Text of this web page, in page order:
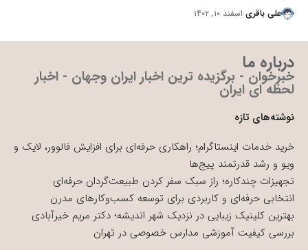
علی باقری اسفند ۱۰, ۱۴۰۲
درباره ما
خبرخوان - برگزیده ترین اخبار ایران وجهان - اخبار
لحظه ای ایران
نوشته‌های تازه
خرید خدمات اینستاگرام؛ راهکاری حرفه‌ای برای افزایش فالوور، لایک و
ویو و رشد قدرتمند پیج‌ها
تجهیزات چندکاره؛ راز سبک سفر کردن طبیعت‌گردان حرفه‌ای
انتخابی حرفه‌ای و کاربردی برای توسعه کسب‌وکارهای مدرن
بهترین کلینیک زیبایی در نزدیک شهر اندیشه؛ دکتر مریم خیرآبادی
بررسی کیفیت آموزشی مدارس خصوصی در تهران